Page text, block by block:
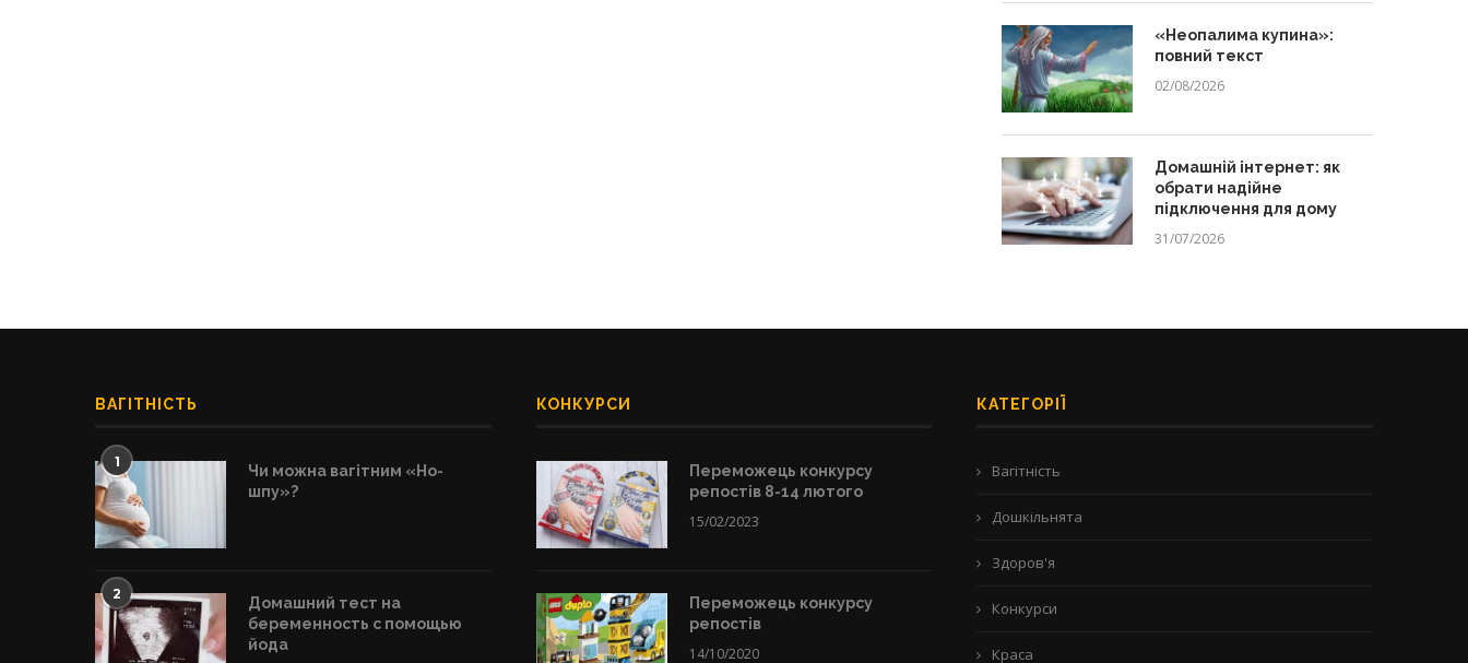
«Неопалима купина»:
повний текст
02/08/2026
Домашній інтернет: як
обрати надійне
підключення для дому
31/07/2026
ВАГІТНІСТЬ
1
Чи можна вагітним «Но-
шпу»?
2
Домашний тест на
беременность с помощью
йода
КОНКУРСИ
Переможець конкурсу
репостів 8-14 лютого
15/02/2023
Переможець конкурсу
репостів
14/10/2020
КАТЕГОРІЇ
Вагітність
Дошкільнята
Здоров'я
Конкурси
Краса